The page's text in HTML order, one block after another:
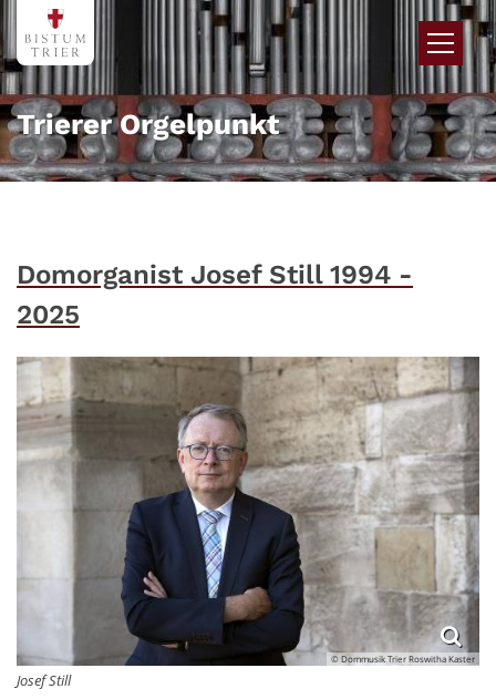
Zum Inhalt springen
Trierer Orgelpunkt
Domorganist Josef Still 1994 -
2025
© Dommusik Trier Roswitha Kaster
Josef Still